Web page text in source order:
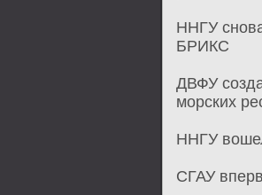
ННГУ
БРИКС
ДВФУ
морских
ННГУ
СГАУ